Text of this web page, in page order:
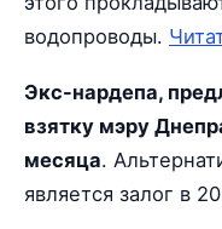
водопроводы.
Экс-нардепа,
взятку мэру
месяца.
является залог в